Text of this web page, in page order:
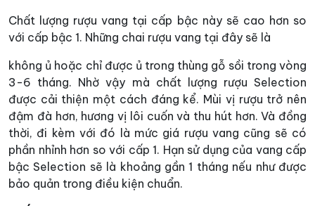
Chất lượng rượu vang tại cấp bậc này sẽ cao hơn so
với cấp bậc 1. Những chai rượu vang tại đây sẽ là
không ủ hoặc chỉ được ủ trong thùng gỗ sồi trong vòng
3-6 tháng. Nhờ vậy mà chất lượng rượu Selection
được cải thiện một cách đáng kể. Mùi vị rượu trở nên
đậm đà hơn, hương vị lôi cuốn và thu hút hơn. Và đồng
thời, đi kèm với đó là mức giá rượu vang cũng sẽ có
phần nhỉnh hơn so với cấp 1. Hạn sử dụng của vang cấp
bậc Selection sẽ là khoảng gần 1 tháng nếu như được
bảo quản trong điều kiện chuẩn.